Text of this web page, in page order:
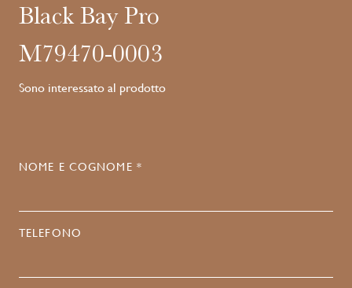
Black Bay Pro
M79470-0003
Sono interessato al prodotto
NOME E COGNOME *
TELEFONO